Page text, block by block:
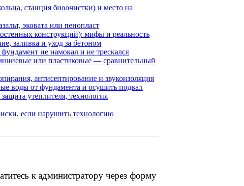
станция биоочистки) и место на
эковата или пенопласт
конструкций): мифы и реальность
заливка и уход за бетоном
не намокал и не трескался
или пластиковые — сравнительный
антисептирование и звукоизоляция
воды от фундамента и осушить подвал
утеплителя, технология
если нарушить технологию
к администратору через форму